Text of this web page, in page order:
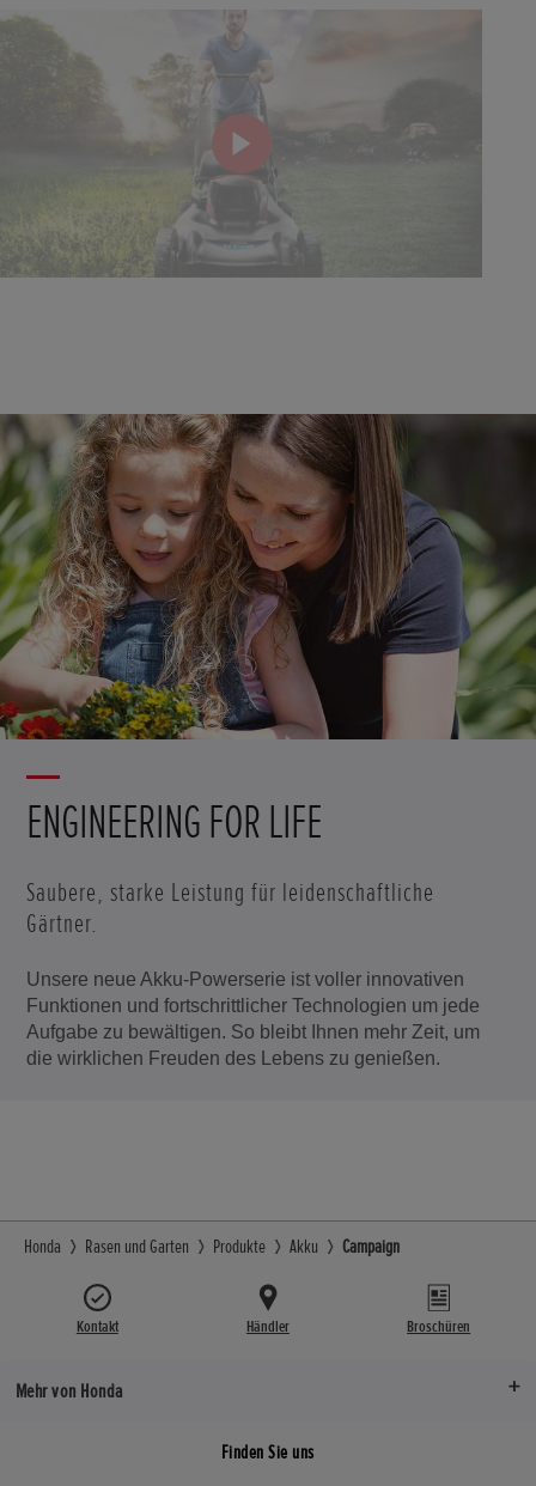
ENGINEERING FOR LIFE
Saubere, starke Leistung für leidenschaftliche
Gärtner.
Unsere neue Akku-Powerserie ist voller innovativen
Funktionen und fortschrittlicher Technologien um jede
Aufgabe zu bewältigen. So bleibt Ihnen mehr Zeit, um
die wirklichen Freuden des Lebens zu genießen.
Honda Rasen und Garten Produkte Akku Campaign
Kontakt Händler Broschüren
Mehr von Honda
Finden Sie uns